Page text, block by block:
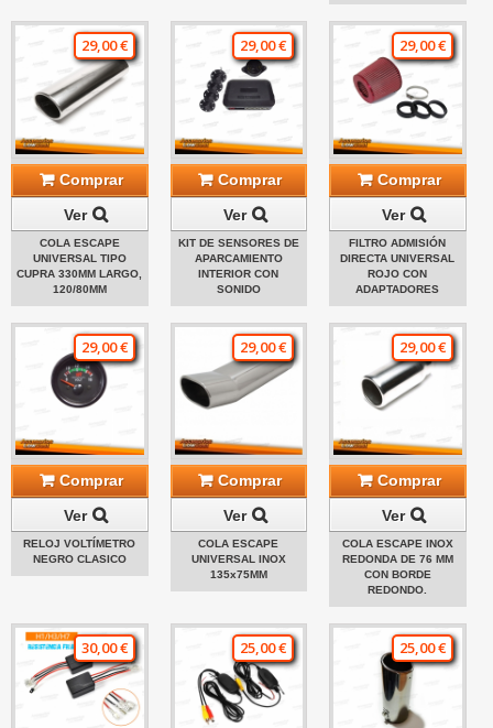
29,00 €
Comprar
Ver
COLA ESCAPE
UNIVERSAL TIPO
CUPRA 330MM LARGO,
120/80MM
29,00 €
Comprar
Ver
KIT DE SENSORES DE
APARCAMIENTO
INTERIOR CON
SONIDO
29,00 €
Comprar
Ver
FILTRO ADMISIÓN
DIRECTA UNIVERSAL
ROJO CON
ADAPTADORES
29,00 €
Comprar
Ver
RELOJ VOLTÍMETRO
NEGRO CLASICO
29,00 €
Comprar
Ver
COLA ESCAPE
UNIVERSAL INOX
135x75MM
29,00 €
Comprar
Ver
COLA ESCAPE INOX
REDONDA DE 76 MM
CON BORDE
REDONDO.
30,00 € 25,00 € 25,00 €